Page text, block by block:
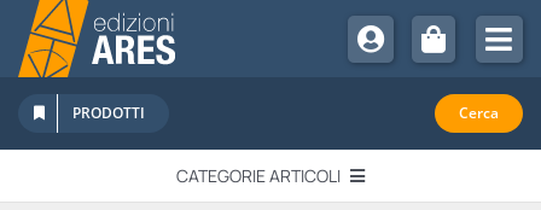
Salta
contenuto
Chi Siamo
Sostienici
Abbonamenti
PRODOTTI Cerca
CATEGORIE ARTICOLI